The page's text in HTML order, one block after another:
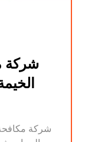
شركة
الخيمة